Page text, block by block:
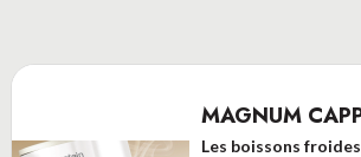
MAGNUM
Les boissons